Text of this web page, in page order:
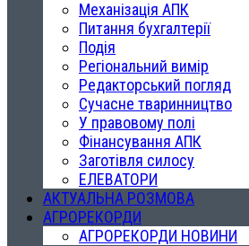
Механізація АПК
Питання бухгалтерії
Подія
Регіональний вимір
Редакторський погляд
Сучасне тваринництво
У правовому полі
Фінансування АПК
Заготівля силосу
ЕЛЕВАТОРИ
АКТУАЛЬНА РОЗМОВА
АГРОРЕКОРДИ
АГРОРЕКОРДИ НОВИНИ